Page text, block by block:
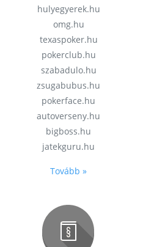
hulyegyerek.hu
omg.hu
texaspoker.hu
pokerclub.hu
szabadulo.hu
zsugabubus.hu
pokerface.hu
autoverseny.hu
bigboss.hu
jatekguru.hu
Tovább »